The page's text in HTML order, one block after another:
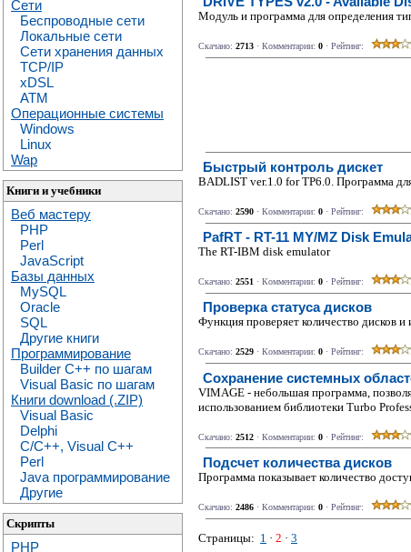
Сети
Беспроводные сети
Локальные сети
Сети хранения данных
TCP/IP
xDSL
ATM
Операционные системы
Windows
Linux
Wap
Книги и учебники
Веб мастеру
PHP
Perl
JavaScript
Базы данных
MySQL
Oracle
SQL
Другие книги
Программирование
Builder C++ по шагам
Visual Basic по шагам
Книги download (.ZIP)
Visual Basic
Delphi
C/C++, Visual C++
Perl
Java программирование
Другие
Скрипты
PHP
Модуль и программа для определения
Скачано: 2713 · Комментарии: 0 · Рейтинг:
Быстрый контроль дискет
BADLIST ver.1.0 for TP6.0. Программа
Скачано: 2590 · Комментарии: 0 · Рейтинг:
PafRT - RT-11 MY/MZ Disk
The RT-IBM disk emulator
Скачано: 2551 · Комментарии: 0 · Рейтинг:
Проверка статуса дисков
Функция проверяет количество дисков
Скачано: 2529 · Комментарии: 0 · Рейтинг:
Сохранение системных
VIMAGE - небольшая пpогpамма,
использованием библиотеки Turbo
Скачано: 2512 · Комментарии: 0 · Рейтинг:
Подсчет количества дисков
Программа показывает количество
Скачано: 2486 · Комментарии: 0 · Рейтинг:
Страницы: 1 · 2 · 3